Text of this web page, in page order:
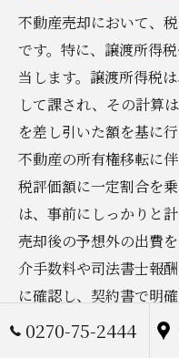
不動産売却において、
です。特に、譲渡所得
当します。譲渡所得税
して課され、その計算
を差し引いた額を基に
不動産の所有権移転に
税評価額に一定割合を
は、事前にしっかりと
売却後の予想外の出費
介手数料や司法書士報
に確認し、契約書で明
らの費用に関する基本
0270-75-2444